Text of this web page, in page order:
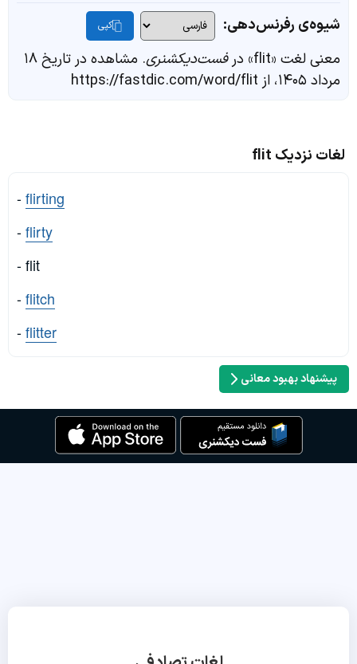
شیوه‌ی رفرنس‌دهی: کپی
معنی لغت «flit» در فست‌دیکشنری
. مشاهده در تاریخ ۱۸
مرداد ۱۴۰۵، از https://fastdic.com/word/flit
لغات نزدیک flit
-flirting
-flirty
- flit
-flitch
-flitter
پیشنهاد بهبود معانی